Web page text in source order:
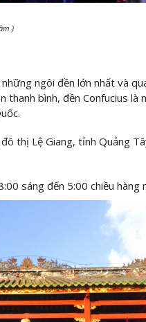
)
ngôi đền lớn nhất và
thanh bình, đền Confucius là
thị Lệ Giang, tỉnh Quảng
sáng đến 5:00 chiều hàng